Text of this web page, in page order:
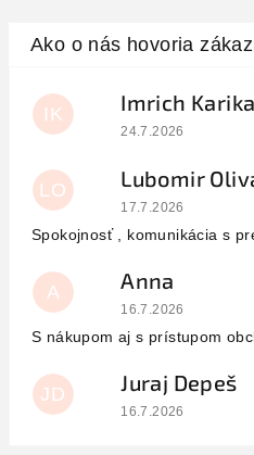
IK Imrich Karika
Hodnotenie
24.7.2026
LO Lubomir
Hodnotenie
17.7.2026
Spokojnosť , komunikácia s
A Anna
Hodnotenie
16.7.2026
S nákupom aj s prístupom
JD Juraj Depeš
Hodnotenie
16.7.2026